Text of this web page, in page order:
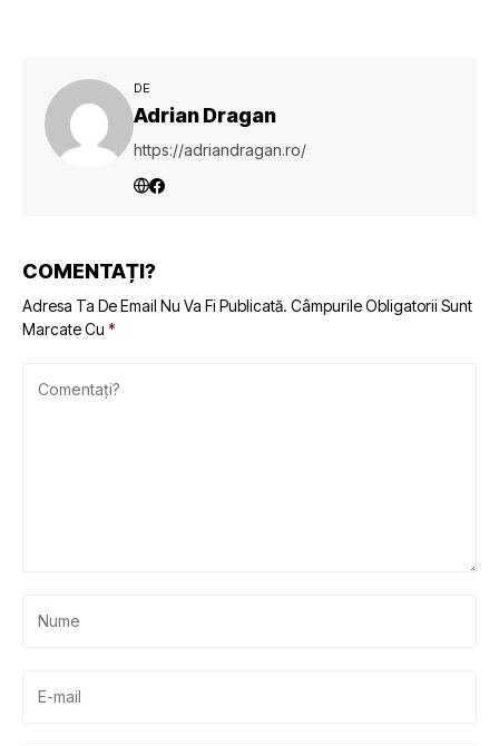
DE
Adrian Dragan
https://adriandragan.ro/
COMENTAȚI?
Adresa Ta De Email Nu Va Fi Publicată. Câmpurile Obligatorii Sunt
Marcate Cu *